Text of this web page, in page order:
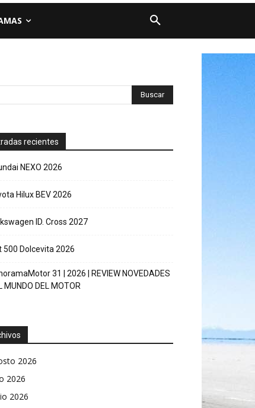
recientes
NEXO 2026
Hilux BEV 2026
ID. Cross 2027
500 Dolcevita 2026
31 | 2026 | REVIEW NOVEDADES
MUNDO DEL MOTOR
2026
2026
2026